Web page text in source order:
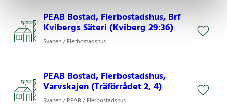
PEAB Bostad, Flerbostadshus, Brf
Kvibergs Säteri (Kviberg 29:36)
Svanen / Flerbostadshus
PEAB Bostad, Flerbostadshus,
Varvskajen (Träförrådet 2, 4)
Svanen / PEAB / Flerbostadshus